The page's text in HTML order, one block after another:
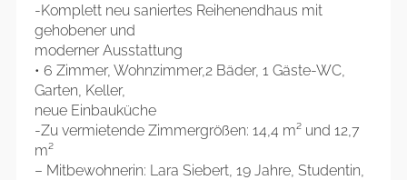
-Komplett neu saniertes Reihenendhaus mit
gehobener und
moderner Ausstattung
• 6 Zimmer, Wohnzimmer,2 Bäder, 1 Gäste-WC,
Garten, Keller,
neue Einbauküche
-Zu vermietende Zimmergrößen: 14,4 m² und 12,7
m²
– Mitbewohnerin: Lara Siebert, 19 Jahre, Studentin,